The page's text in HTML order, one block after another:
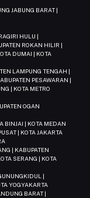
JABUNG BARAT |
HULU |
ROKAN HILIR |
DUMAI | KOTA
LAMPUNG TENGAH |
PESAWARAN |
| KOTA METRO
OGAN
BINJAI | KOTA MEDAN
| KOTA JAKARTA
| KABUPATEN
SERANG | KOTA
|
YOGYAKARTA
BARAT |